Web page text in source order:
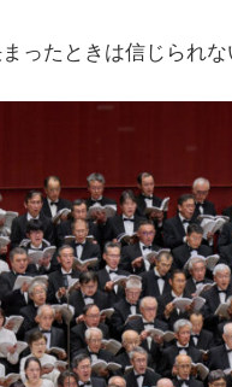
ったときは信じられな